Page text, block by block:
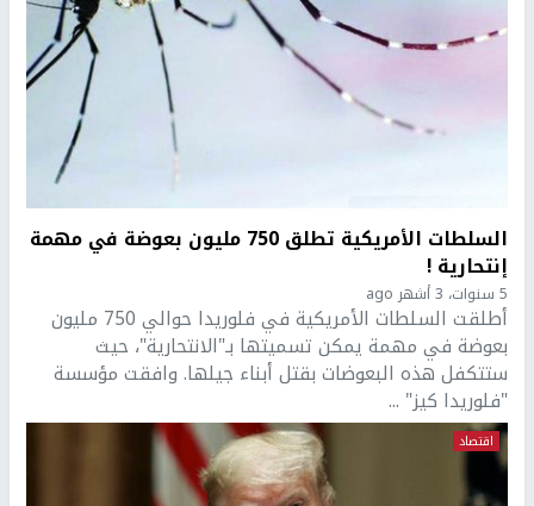
السلطات الأمريكية تطلق 750 مليون بعوضة في مهمة
إنتحارية !
5 سنوات، 3 أشهر ago
أطلقت السلطات الأمريكية في فلوريدا حوالي 750 مليون
بعوضة في مهمة يمكن تسميتها بـ"الانتحارية"، حيث
ستتكفل هذه البعوضات بقتل أبناء جيلها. وافقت مؤسسة
"فلوريدا كيز" ...
اقتصاد